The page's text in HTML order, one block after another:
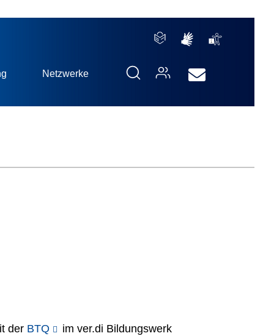
Netzwerke
der BTQ
im ver.di Bildungswerk